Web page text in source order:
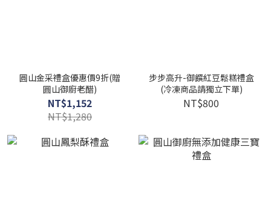
圓山金采禮盒優惠價9折(贈
圓山御廚老醋)
NT$1,152
NT$1,280
步步高升-御饌紅豆鬆糕禮盒
(冷凍商品請獨立下單)
NT$800